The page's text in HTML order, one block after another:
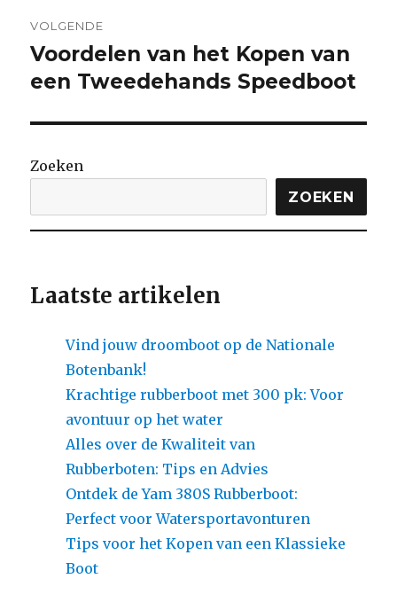
VOLGENDE
Volgende
bericht:
Voordelen van het Kopen van
een Tweedehands Speedboot
Zoeken
ZOEKEN
Laatste artikelen
Vind jouw droomboot op de Nationale
Botenbank!
Krachtige rubberboot met 300 pk: Voor
avontuur op het water
Alles over de Kwaliteit van
Rubberboten: Tips en Advies
Ontdek de Yam 380S Rubberboot:
Perfect voor Watersportavonturen
Tips voor het Kopen van een Klassieke
Boot